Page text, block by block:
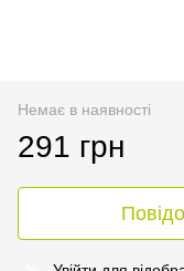
Немає в наявності
291 грн